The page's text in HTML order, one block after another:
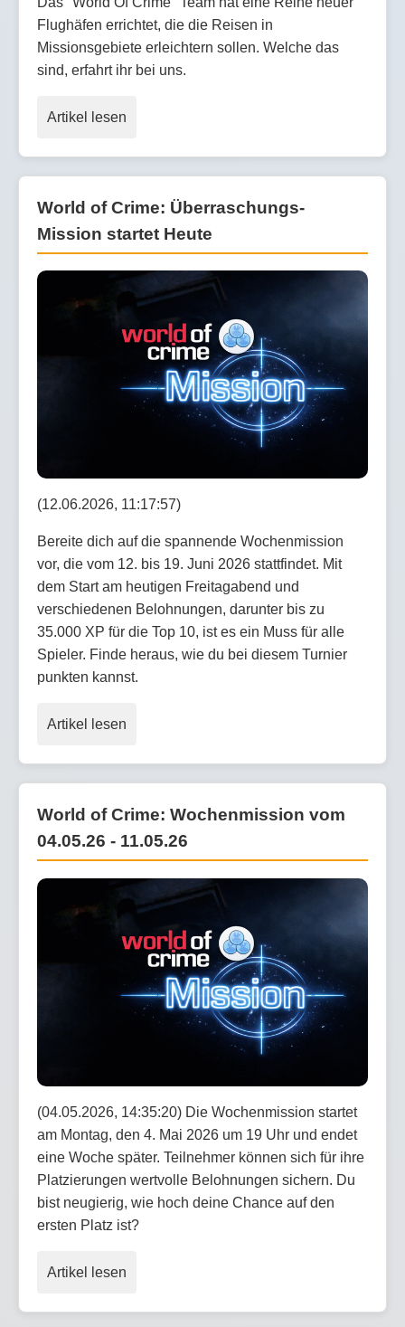
Flughäfen errichtet, die die Reisen in
Missionsgebiete erleichtern sollen. Welche das
sind, erfahrt ihr bei uns.
Artikel lesen
World of Crime: Überraschungs-
Mission startet Heute
(12.06.2026, 11:17:57)
Bereite dich auf die spannende Wochenmission
vor, die vom 12. bis 19. Juni 2026 stattfindet. Mit
dem Start am heutigen Freitagabend und
verschiedenen Belohnungen, darunter bis zu
35.000 XP für die Top 10, ist es ein Muss für alle
Spieler. Finde heraus, wie du bei diesem Turnier
punkten kannst.
Artikel lesen
World of Crime: Wochenmission vom
04.05.26 - 11.05.26
(04.05.2026, 14:35:20) Die Wochenmission startet
am Montag, den 4. Mai 2026 um 19 Uhr und endet
eine Woche später. Teilnehmer können sich für ihre
Platzierungen wertvolle Belohnungen sichern. Du
bist neugierig, wie hoch deine Chance auf den
ersten Platz ist?
Artikel lesen